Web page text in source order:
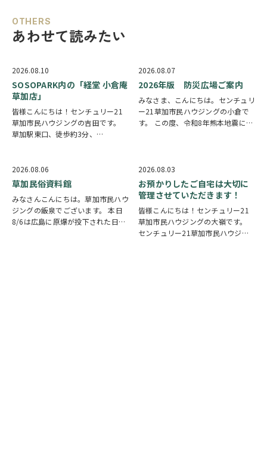
OTHERS
あわせて読みたい
2026.08.10
SOSOPARK内の「経堂 小倉庵
草加店」
皆様こんにちは！センチュリー21
草加市民ハウジングの吉田です。
草加駅東口、徒歩約3分、
谷区に本店があるたい焼き専門店と
いう事で気になっており帰り道に利
用いたしました。…
2026.08.07
2026年版 防災広場ご案内
みなさま、こんにちは。センチュリ
ー21草加市民ハウジングの小倉で
す。 この度、令和8年熊本地震によ
人事ではなく、日頃から少しでも、
防災意識を高め…
2026.08.06
草加民俗資料館
みなさんこんにちは。草加市民ハウ
ジングの飯泉でございます。 本日
8/6は広島に原爆が投下された日に
2026.08.03
お預かりしたご自宅は大切に
管理させていただきます！
皆様こんにちは！センチュリー21
草加市民ハウジングの大嶺です。
センチュリー21草加市民ハウジン